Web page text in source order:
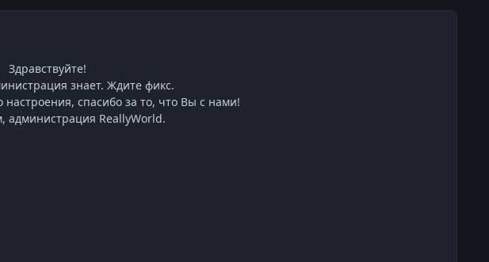
Здравствуйте!
знает. Ждите фикс.
спасибо за то, что Вы с нами!
администрация ReallyWorld.